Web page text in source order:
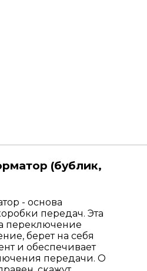
(бублик,
- основа
передач. Эта
переключение
берет на себя
и обеспечивает
передачи. О